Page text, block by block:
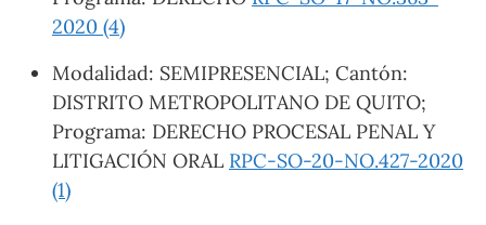
2020 (4)
Modalidad: SEMIPRESENCIAL; Cantón:
DISTRITO METROPOLITANO DE QUITO;
Programa: DERECHO PROCESAL PENAL Y
LITIGACIÓN ORAL RPC-SO-20-NO.427-2020
(1)